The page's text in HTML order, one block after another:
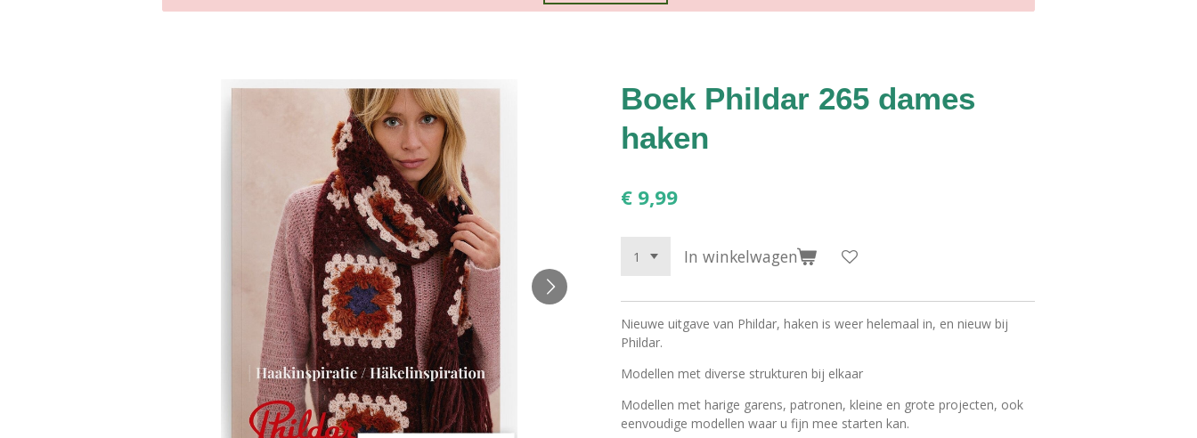
Boek Phildar 265 dames
haken
€ 9,99
In winkelwagen
Nieuwe uitgave van Phildar, haken is weer helemaal in, en nieuw bij
Phildar.
Modellen met diverse strukturen bij elkaar
Modellen met harige garens, patronen, kleine en grote projecten, ook
eenvoudige modellen waar u fijn mee starten kan.